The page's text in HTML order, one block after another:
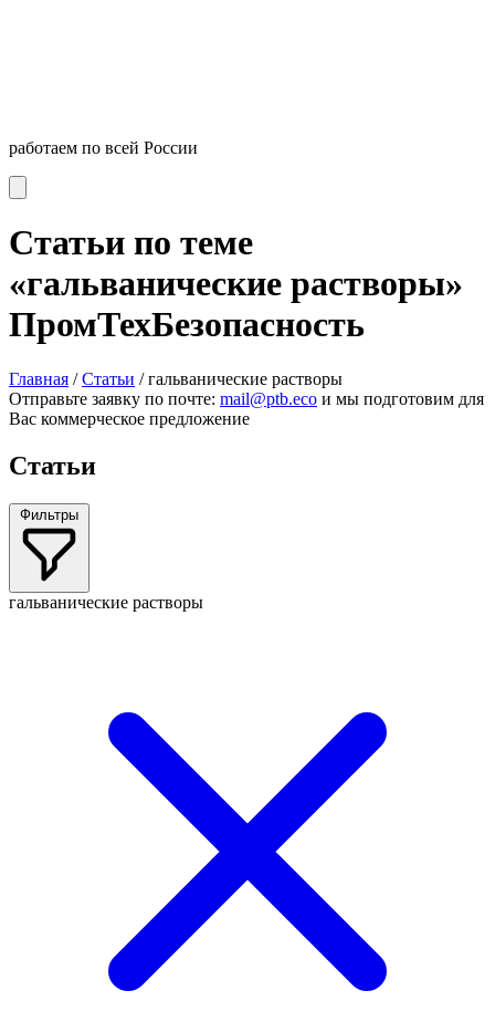
работаем по всей России
Статьи по теме
«гальванические растворы»
ПромТехБезопасность
Главная /Статьи /гальванические растворы
Отправьте заявку по почте: mail@ptb.eco и мы подготовим для
Вас коммерческое предложение
Статьи
Фильтры
гальванические растворы